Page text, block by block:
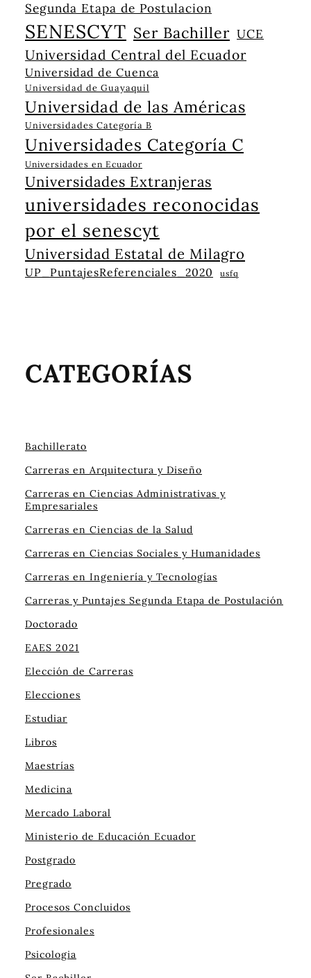
Segunda Etapa de Postulacion
SENESCYT Ser Bachiller UCE
Universidad Central del Ecuador
Universidad de Cuenca
Universidad de Guayaquil
Universidad de las Américas
Universidades Categoría B
Universidades Categoría C
Universidades en Ecuador
Universidades Extranjeras
universidades reconocidas
por el senescyt
Universidad Estatal de Milagro
UP_PuntajesReferenciales_2020 usfq
CATEGORÍAS
Bachillerato
Carreras en Arquitectura y Diseño
Carreras en Ciencias Administrativas y
Empresariales
Carreras en Ciencias de la Salud
Carreras en Ciencias Sociales y Humanidades
Carreras en Ingeniería y Tecnologías
Carreras y Puntajes Segunda Etapa de Postulación
Doctorado
EAES 2021
Elección de Carreras
Elecciones
Estudiar
Libros
Maestrías
Medicina
Mercado Laboral
Ministerio de Educación Ecuador
Postgrado
Pregrado
Procesos Concluidos
Profesionales
Psicologia